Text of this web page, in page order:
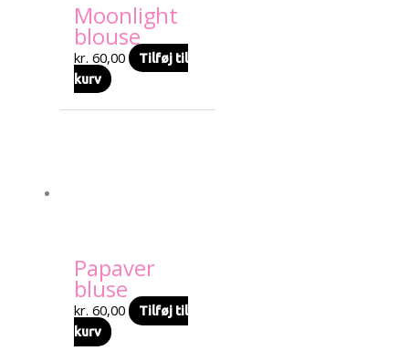
Moonlight
blouse
kr. 60,00
Tilføj til
kurv
Papaver
bluse
kr. 60,00
Tilføj til
kurv